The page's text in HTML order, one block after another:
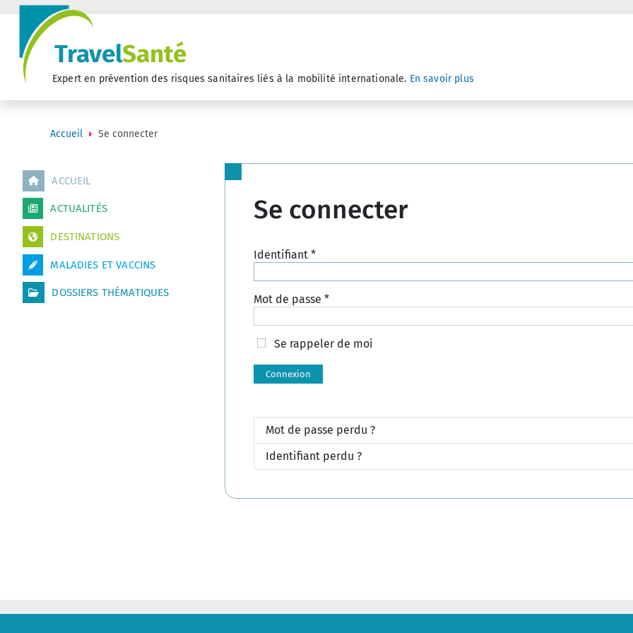
TravelSanté
Expert en prévention des risques sanitaires liés à la mobilité internationale. En savoir plus
Accueil Se connecter
ACCUEIL
ACTUALITÉS
DESTINATIONS
MALADIES ET VACCINS
DOSSIERS THÉMATIQUES
Se connecter
Identifiant *
Mot de passe *
Se rappeler de moi
Connexion
Mot de passe perdu ?
Identifiant perdu ?